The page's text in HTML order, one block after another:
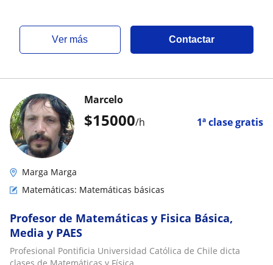
ver más Contactar
$15000/h 1ª clase gratis
Marcelo
Marga Marga
Matemáticas: Matemáticas básicas
Profesor de Matemáticas y Fisica Básica,
Media y PAES
Profesional Pontificia Universidad Católica de Chile dicta